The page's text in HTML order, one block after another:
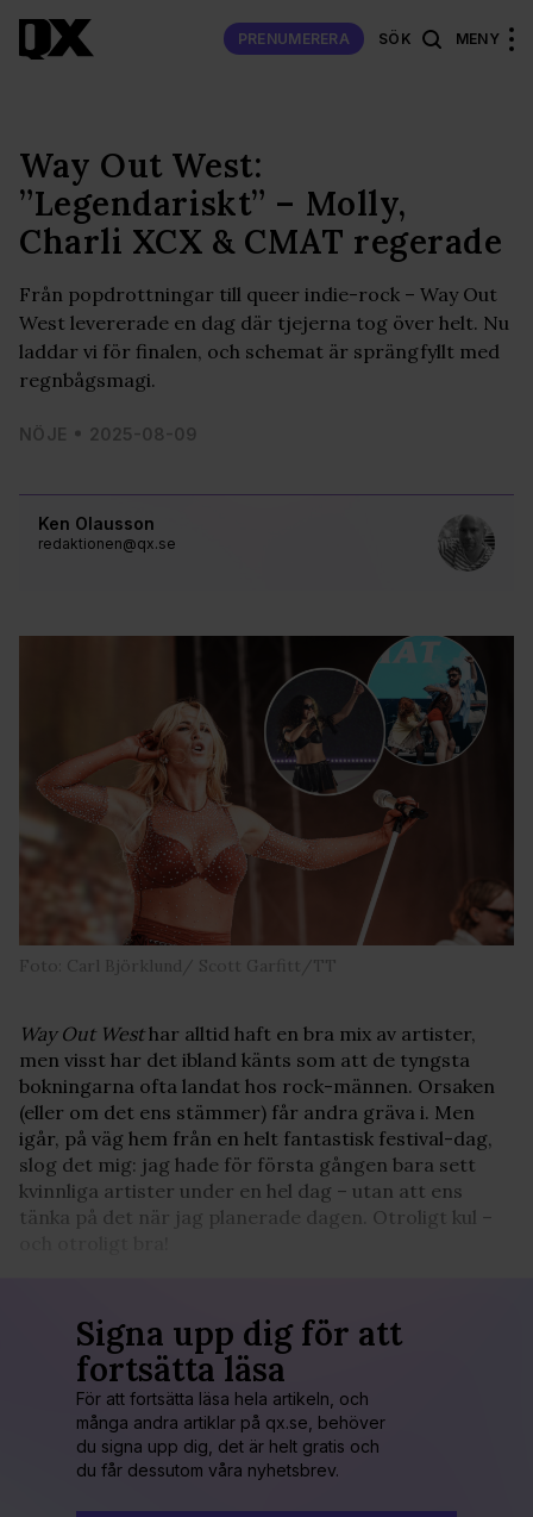
PRENUMERERA SÖK MENY
Ken Olausson
redaktionen@qx.se
Way Out West:
”Legendariskt” – Molly,
Charli XCX & CMAT regerade
Från popdrottningar till queer indie-rock – Way Out
West levererade en dag där tjejerna tog över helt. Nu
laddar vi för finalen, och schemat är sprängfyllt med
regnbågsmagi.
NÖJE 2025-08-09
Foto: Carl Björklund/ Scott Garfitt/TT
Way Out Westhar alltid haft en bra mix av artister,
men visst har det ibland känts som att de tyngsta
bokningarna ofta landat hos rock-männen. Orsaken
(eller om det ens stämmer) får andra gräva i. Men
igår, på väg hem från en helt fantastisk festival-dag,
slog det mig: jag hade för första gången bara sett
kvinnliga artister under en hel dag – utan att ens
tänka på det när jag planerade dagen. Otroligt kul –
Signa upp dig för att
fortsätta läsa
För att fortsätta läsa hela artikeln, och
många andra artiklar på qx.se, behöver
du signa upp dig, det är helt gratis och
du får dessutom våra nyhetsbrev.